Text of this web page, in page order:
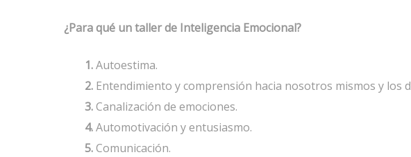
¿Para qué un taller de Inteligencia Emocional?
1.Autoestima.
2. Entendimiento y comprensión hacia nosotros mismos y los
3.Canalización de emociones.
4.Automotivación y entusiasmo.
5.Comunicación.